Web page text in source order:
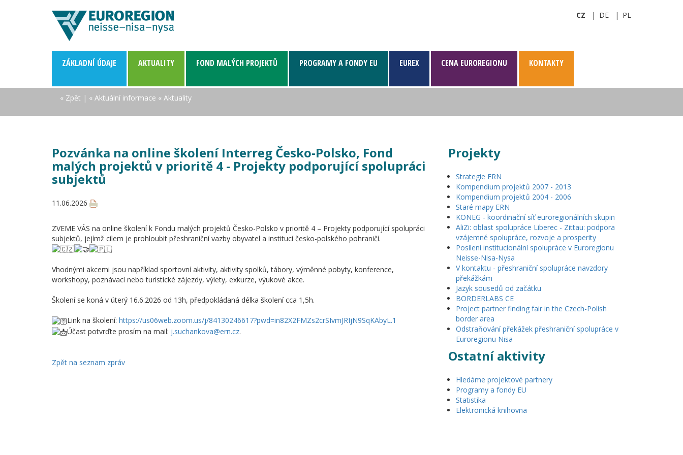
CZ DE PL
ZÁKLADNÍ­ ÚDAJE AKTUALITY FOND MALÝCH PROJEKTŮ PROGRAMY A FONDY EU EUREX CENA EUROREGIONU KONTAKTY
« Zpět | « Aktuální informace « Aktuality
Pozvánka na online školení Interreg Česko-Polsko, Fond
malých projektů v prioritě 4 - Projekty podporující spolupráci
subjektů
11.06.2026
ZVEME VÁS na online školení k Fondu malých projektů Česko-Polsko v prioritě 4 – Projekty podporující spolupráci
subjektů, jejímž cílem je prohloubit přeshraniční vazby obyvatel a institucí česko-polského pohraničí.
Vhodnými akcemi jsou například sportovní aktivity, aktivity spolků, tábory, výměnné pobyty, konference,
workshopy, poznávací nebo turistické zájezdy, výlety, exkurze, výukové akce.
Školení se koná v úterý 16.6.2026 od 13h, předpokládaná délka školení cca 1,5h.
Link na školení: https://us06web.zoom.us/j/84130246617?pwd=in82X2FMZs2crSIvmJRIjN9SqKAbyL.1
Účast potvrďte prosím na mail: j.suchankova@ern.cz.
Zpět na seznam zpráv
Projekty
Strategie ERN
Kompendium projektů 2007 - 2013
Kompendium projektů 2004 - 2006
Staré mapy ERN
KONEG - koordinační síť euroregionálních skupin
AliZi: oblast spolupráce Liberec - Zittau: podpora
vzájemné spolupráce, rozvoje a prosperity
Posílení institucionální spolupráce v Euroregionu
Neisse-Nisa-Nysa
V kontaktu - přeshraniční spolupráce navzdory
překážkám
Jazyk sousedů od začátku
BORDERLABS CE
Project partner finding fair in the Czech-Polish
border area
Odstraňování překážek přeshraniční spolupráce v
Euroregionu Nisa
Ostatní aktivity
Hledáme projektové partnery
Programy a fondy EU
Statistika
Elektronická knihovna